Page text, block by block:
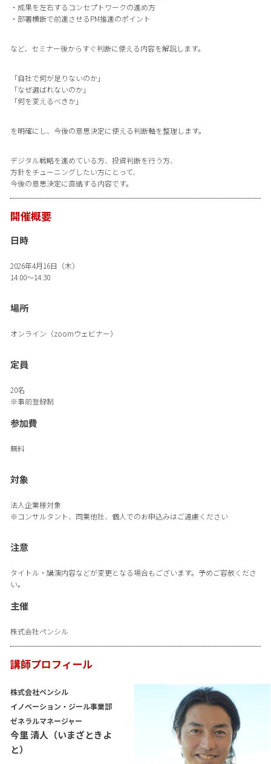
・成果を左右するコンセプトワークの進め方
・部署横断で前進させるPM推進のポイント
など、セミナー後からすぐ判断に使える内容を解説します。
「自社で何が足りないのか」
「なぜ選ばれないのか」
「何を変えるべきか」
を明確にし、今後の意思決定に使える判断軸を整理します。
デジタル戦略を進めている方、投資判断を行う方、
方針をチューニングしたい方にとって、
今後の意思決定に直結する内容です。
開催概要
日時
2026年4月16日（木）
14:00～14:30
場所
オンライン（zoomウェビナー）
定員
20名
※事前登録制
参加費
無料
対象
法人企業様対象
※コンサルタント、同業他社、個人でのお申込みはご遠慮ください
注意
タイトル・講演内容などが変更となる場合もございます。予めご容赦くださ
い。
主催
株式会社ペンシル
講師プロフィール
株式会社ペンシル
イノベーション・ジール事業部
ゼネラルマネージャー
今里 清人（いまざときよ
と）